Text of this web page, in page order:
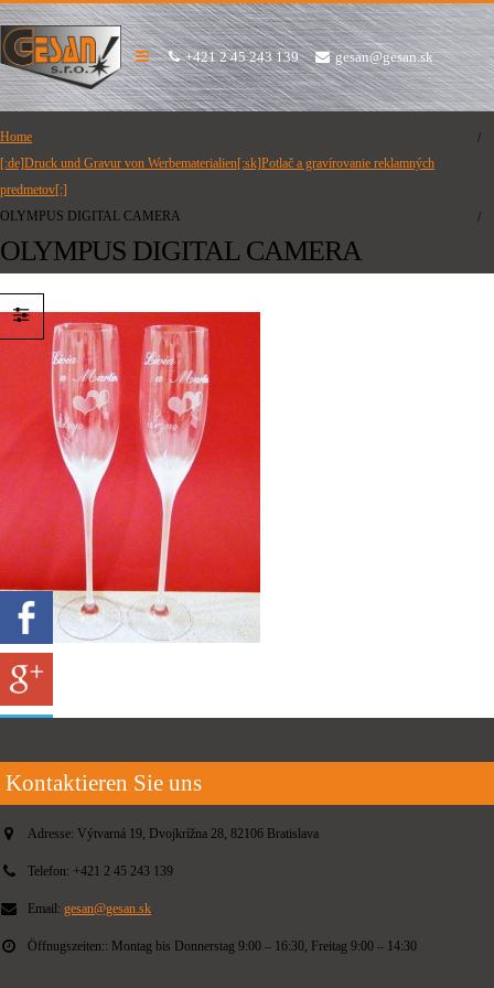
+421 2 45 243 139 gesan@gesan.sk
Home
[:de]Druck und Gravur von Werbematerialien[:sk]Potlač a gravírovanie reklamných
predmetov[:]
OLYMPUS DIGITAL CAMERA
OLYMPUS DIGITAL CAMERA
Kontaktieren Sie uns
Adresse: Výtvarná 19, Dvojkrížna 28, 82106 Bratislava
Telefon: +421 2 45 243 139
Email: gesan@gesan.sk
Öffnugszeiten:: Montag bis Donnerstag 9:00 – 16:30, Freitag 9:00 – 14:30